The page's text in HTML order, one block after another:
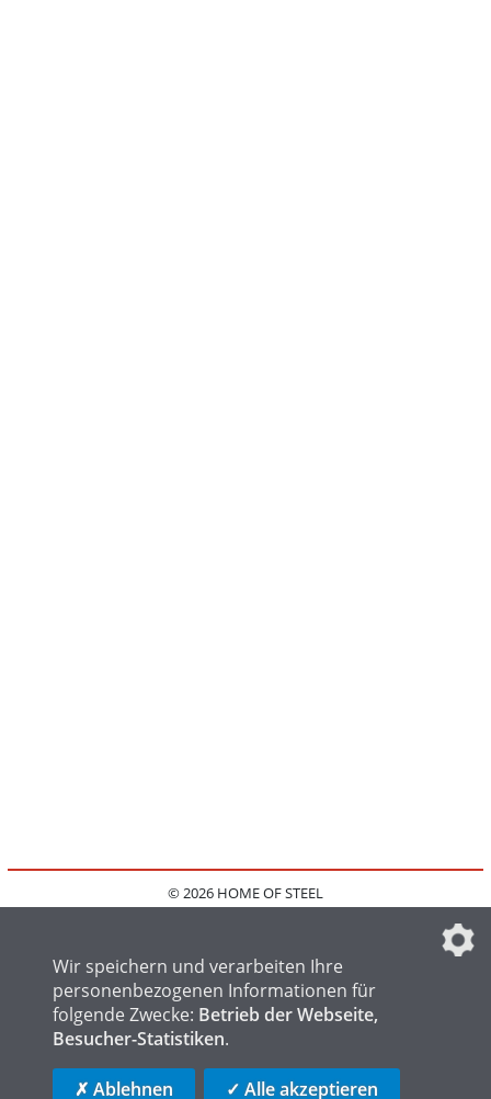
© 2026 HOME OF STEEL
IMPRESSUM
FAQ
DATENSCHUTZEINSTELLUNGEN
HOME OF WELDING
HOME OF LOGISTICS
Wir speichern und verarbeiten Ihre
personenbezogenen Informationen für
folgende Zwecke: Betrieb der Webseite,
Besucher-Statistiken.
✗ Ablehnen ✓ Alle akzeptieren